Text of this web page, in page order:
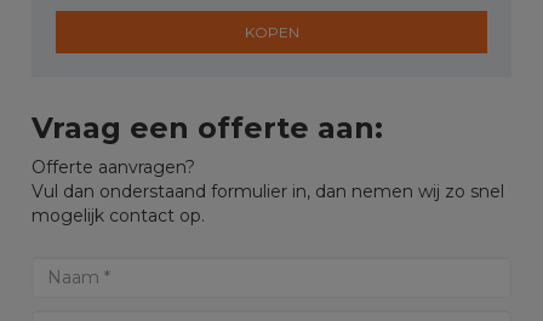
KOPEN
Vraag een offerte aan:
Offerte aanvragen?
Vul dan onderstaand formulier in, dan nemen wij zo snel
mogelijk contact op.